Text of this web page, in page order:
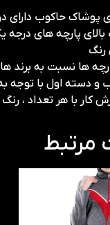
پوشاک حاکوب دارای
بالای پارچه های درجه
رنگ
ها نسبت به برند
و دسته اول با توجه
کار با هر تعداد ،
مرتبط